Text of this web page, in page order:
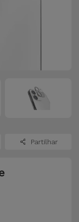
Partilhar